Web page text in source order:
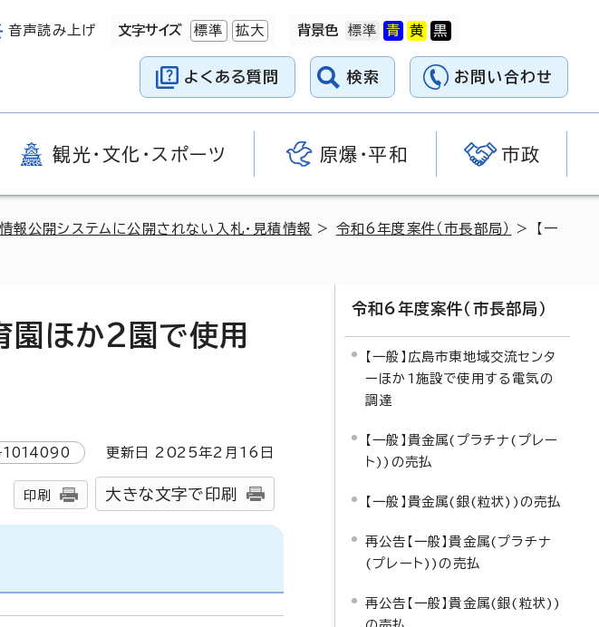
音声読み上げ 文字サイズ 標準 拡大 背景色
よくある質問 検索 お問い合わせ
観光・文化・スポーツ 原爆・平和 市政
報公開システムに公開されない入札・見積情報 > 令和6年度案件（市長部局）
> 【一
園ほか2園で使用
1014090 更新日 2025年2月 16 日
印刷 大きな文字で印刷
令和6年度案件（市長部局）
【一般】広島市東地域交流センタ
ーほか1施設で使用する電気の
調達
【一般】貴金属(プラチナ(プレー
ト))の売払
【一般】貴金属(銀(粒状))の売払
再公告【一般】貴金属(プラチナ
(プレート))の売払
再公告【一般】貴金属(銀(粒状))